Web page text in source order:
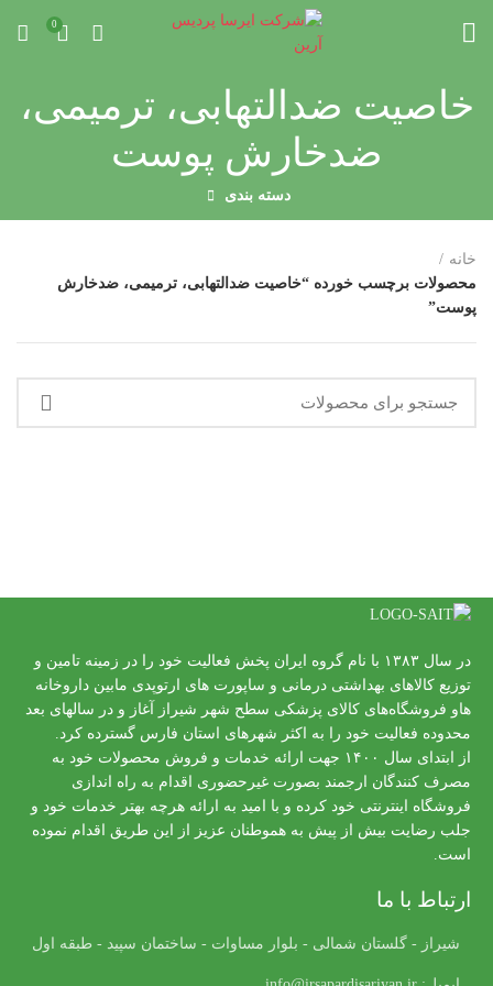
0
خاصیت ضدالتهابی، ترمیمی،
ضدخارش پوست
دسته بندی
خانه
محصولات برچسب خورده “خاصیت ضدالتهابی، ترمیمی، ضدخارش
پوست”
در سال ۱۳۸۳ با نام گروه ایران پخش فعالیت خود را در زمینه تامین و
توزیع کالاهای بهداشتی درمانی و ساپورت های ارتوپدی مابین داروخانه
هاو فروشگاه‌های کالای پزشکی سطح شهر شیراز آغاز و در سالهای بعد
محدوده فعالیت خود را به اکثر شهرهای استان فارس گسترده کرد.
از ابتدای سال ۱۴۰۰ جهت ارائه خدمات و فروش محصولات خود به
مصرف کنندگان ارجمند بصورت غیرحضوری اقدام به راه اندازی
فروشگاه اینترنتی خود کرده و با امید به ارائه هرچه بهتر خدمات خود و
جلب رضایت بیش از پیش به هموطنان عزیز از این طریق اقدام نموده
است.
ارتباط با ما
شیراز - گلستان شمالی - بلوار مساوات - ساختمان سپید - طبقه اول